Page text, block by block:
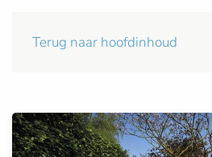
Terug naar hoofdinhoud